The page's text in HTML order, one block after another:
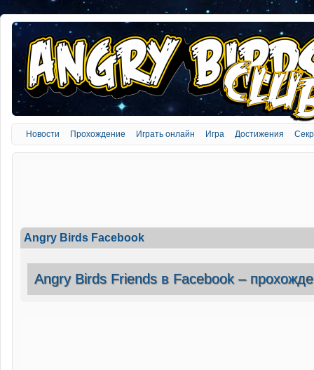
Новости Прохождение Играть онлайн Игра Достижения
Angry Birds Facebook
Angry Birds Friends в Facebook –